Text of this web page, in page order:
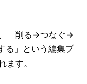
「削る→つなぐ→
る」という編集プ
ます。